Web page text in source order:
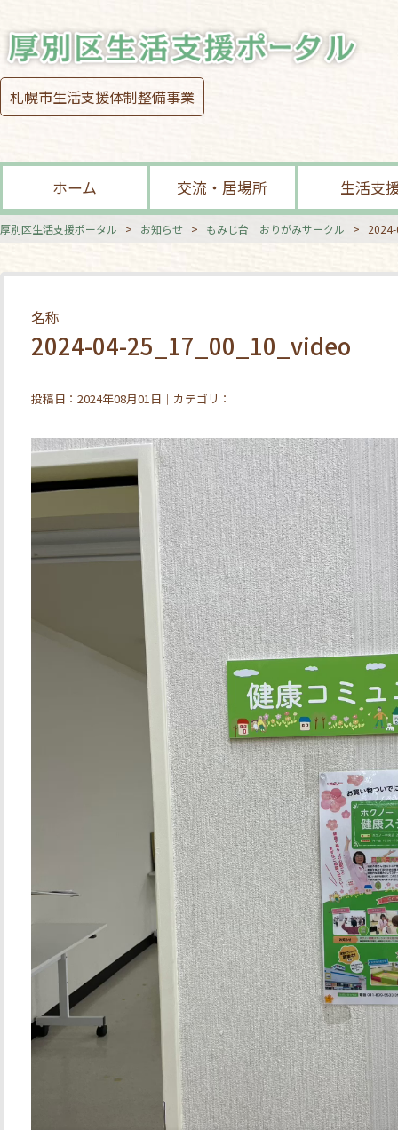
札幌市生活支援体制整備事業
ホーム 交流・居場所 生活支
厚別区生活支援ポータル > お知らせ > もみじ台 おりがみサークル >
名称
2024-04-25_17_00_10_video
投稿日：2024年08月01日｜カテゴリ：